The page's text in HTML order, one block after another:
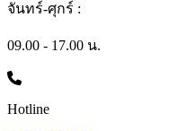
จันทร์-ศุกร์ :
09.00 - 17.00 น.
Hotline